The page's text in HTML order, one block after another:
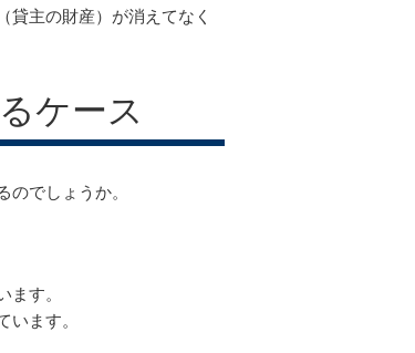
貸主の財産）が消えてなく
ケース
でしょうか。
す。
ます。